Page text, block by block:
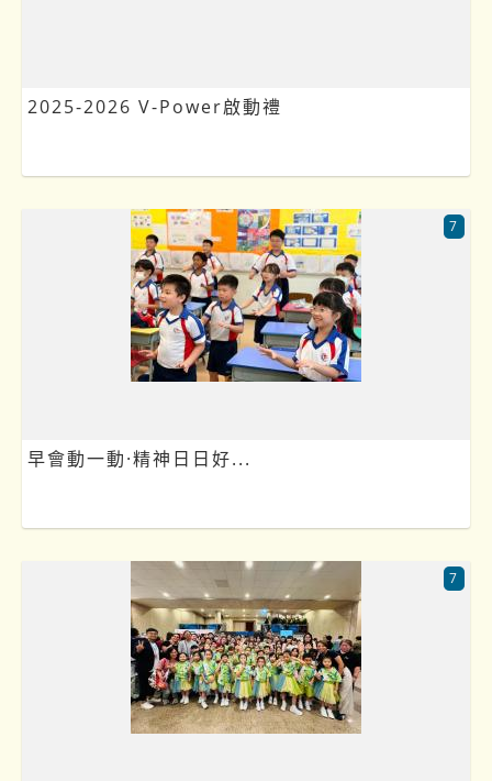
2025-2026 V-Power啟動禮
早會動一動·精神日日好...
7
7